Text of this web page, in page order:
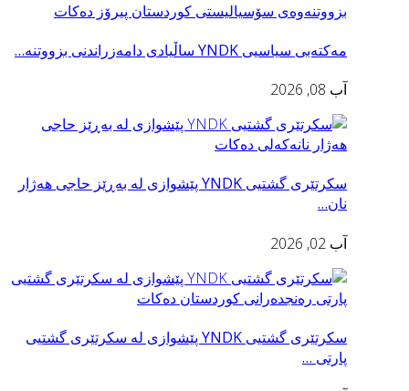
مه‌كته‌بی سیاسیی YNDK ساڵیادی دامەزراندنی بزووتنه‌…
آب 08, 2026
سكرتێری گشتیی YNDK پێشوازى لە بەڕێز حاجی هەژار
نان…
آب 02, 2026
سكرتێری گشتیی YNDK پێشوازی لە سکرتێرى گشتیى
پارتى …